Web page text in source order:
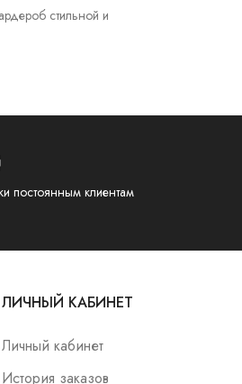
стильной и
постоянным клиентам
ЛИЧНЫЙ КАБИНЕТ
Личный кабинет
История заказов